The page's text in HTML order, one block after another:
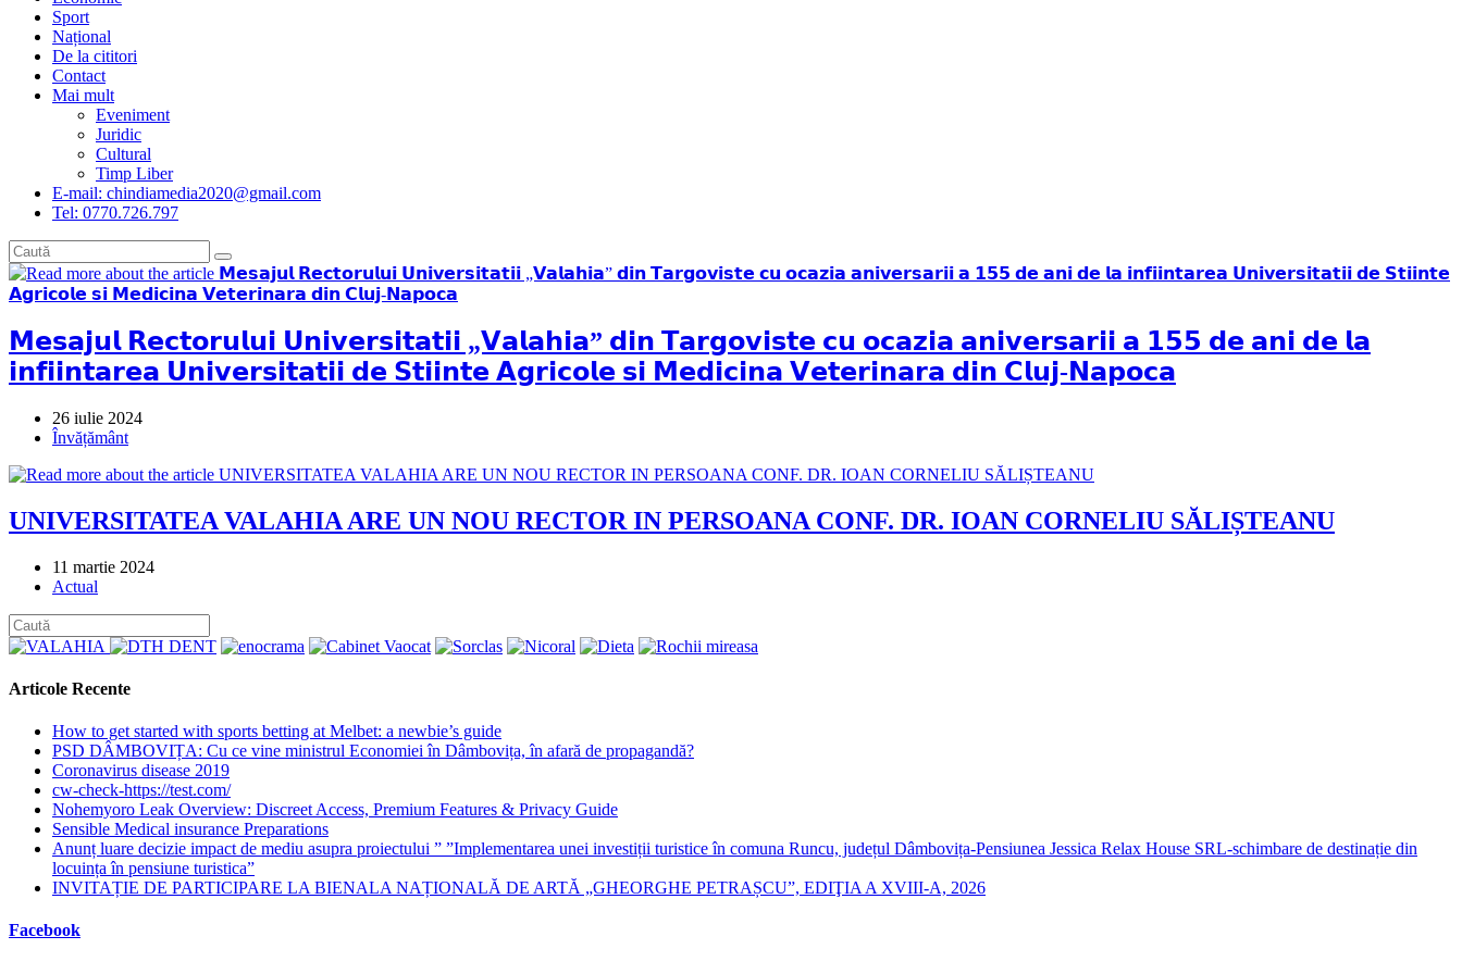
Sport
Național
De la cititori
Contact
Mai mult
Eveniment
Juridic
Cultural
Timp Liber
E-mail: chindiamedia2020@gmail.com
Tel: 0770.726.797
𝗠𝗲𝘀𝗮𝗷𝘂𝗹 𝗥𝗲𝗰𝘁𝗼𝗿𝘂𝗹𝘂𝗶 𝗨𝗻𝗶𝘃𝗲𝗿𝘀𝗶𝘁𝗮𝘁𝗶𝗶 „𝗩𝗮𝗹𝗮𝗵𝗶𝗮” 𝗱𝗶𝗻 𝗧𝗮𝗿𝗴𝗼𝘃𝗶𝘀𝘁𝗲 𝗰𝘂 𝗼𝗰𝗮𝘇𝗶𝗮 𝗮𝗻𝗶𝘃𝗲𝗿𝘀𝗮𝗿𝗶𝗶 𝗮 𝟭𝟱𝟱 𝗱𝗲 𝗮𝗻𝗶 𝗱𝗲 𝗹𝗮
𝗶𝗻𝗳𝗶𝗶𝗻𝘁𝗮𝗿𝗲𝗮 𝗨𝗻𝗶𝘃𝗲𝗿𝘀𝗶𝘁𝗮𝘁𝗶𝗶 𝗱𝗲 𝗦𝘁𝗶𝗶𝗻𝘁𝗲 𝗔𝗴𝗿𝗶𝗰𝗼𝗹𝗲 𝘀𝗶 𝗠𝗲𝗱𝗶𝗰𝗶𝗻𝗮 𝗩𝗲𝘁𝗲𝗿𝗶𝗻𝗮𝗿𝗮 𝗱𝗶𝗻 𝗖𝗹𝘂𝗷-𝗡𝗮𝗽𝗼𝗰𝗮
Post
published:
26 iulie 2024
Post
Învățământ
UNIVERSITATEA VALAHIA ARE UN NOU RECTOR IN PERSOANA CONF. DR. IOAN CORNELIU SĂLIȘTEANU
Post
published:
11 martie 2024
Post
Actual
Articole Recente
How to get started with sports betting at Melbet: a newbie’s guide
PSD DÂMBOVIȚA: Cu ce vine ministrul Economiei în Dâmbovița, în afară de propagandă?
Coronavirus disease 2019
cw-check-https://test.com/
Nohemyoro Leak Overview: Discreet Access, Premium Features & Privacy Guide
Sensible Medical insurance Preparations
Anunț luare decizie impact de mediu asupra proiectului ” ”Implementarea unei investiții turistice în comuna Runcu, județul Dâmbovița-Pensiunea Jessica Relax House SRL-schimbare de destinație din
locuința în pensiune turistica”
INVITAȚIE DE PARTICIPARE LA BIENALA NAȚIONALĂ DE ARTĂ „GHEORGHE PETRAȘCU”, EDIŢIA A XVIII-A, 2026
Facebook